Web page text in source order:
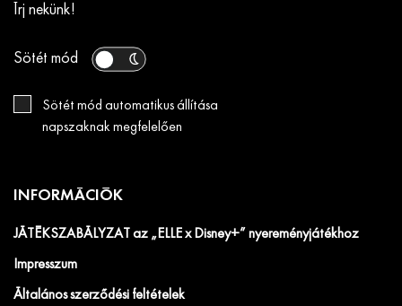
Írj nekünk!
Sötét mód
Sötét mód automatikus állítása
napszaknak megfelelően
INFORMÁCIÓK
JÁTÉKSZABÁLYZAT az „ELLE x Disney+” nyereményjátékhoz
Impresszum
Általános szerződési feltételek